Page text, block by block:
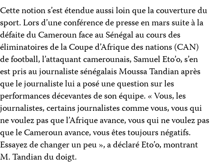
Cette notion s’est étendue aussi loin que la couverture du
sport. Lors d’une conférence de presse en mars suite à la
défaite du Cameroun face au Sénégal au cours des
éliminatoires de la Coupe d’Afrique des nations (CAN)
de football, l’attaquant camerounais, Samuel Eto’o, s’en
est pris au journaliste sénégalais Moussa Tandian après
que le journaliste lui a posé une question sur les
performances décevantes de son équipe. « Vous, les
journalistes, certains journalistes comme vous, vous qui
ne voulez pas que l’Afrique avance, vous qui ne voulez pas
que le Cameroun avance, vous êtes toujours négatifs.
Essayez de changer un peu », a déclaré Eto’o, montrant
M. Tandian du doigt.